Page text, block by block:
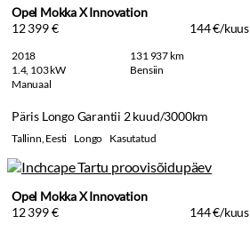
Opel Mokka X Innovation
12 399 €
144 €/kuus
2018
131 937 km
1.4, 103 kW
Bensiin
Manuaal
Päris Longo Garantii 2 kuud/3000km
Tallinn, Eesti Longo Kasutatud
Opel Mokka X Innovation
12 399 €
144 €/kuus